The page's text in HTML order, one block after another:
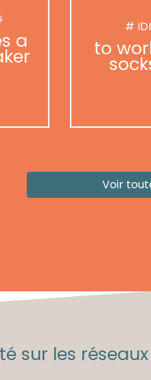
a
#
to
Voir
sur les réseaux